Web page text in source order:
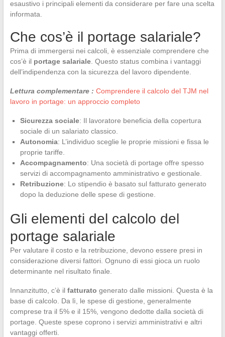
esaustivo i principali elementi da considerare per fare una scelta
informata.
Che cos’è il portage salariale?
Prima di immergersi nei calcoli, è essenziale comprendere che
cos’è il portage salariale. Questo status combina i vantaggi
dell’indipendenza con la sicurezza del lavoro dipendente.
Lettura complementare : Comprendere il calcolo del TJM nel
lavoro in portage: un approccio completo
Sicurezza sociale: Il lavoratore beneficia della copertura
sociale di un salariato classico.
Autonomia: L’individuo sceglie le proprie missioni e fissa le
proprie tariffe.
Accompagnamento: Una società di portage offre spesso
servizi di accompagnamento amministrativo e gestionale.
Retribuzione: Lo stipendio è basato sul fatturato generato
dopo la deduzione delle spese di gestione.
Gli elementi del calcolo del
portage salariale
Per valutare il costo e la retribuzione, devono essere presi in
considerazione diversi fattori. Ognuno di essi gioca un ruolo
determinante nel risultato finale.
Innanzitutto, c’è il fatturato generato dalle missioni. Questa è la
base di calcolo. Da lì, le spese di gestione, generalmente
comprese tra il 5% e il 15%, vengono dedotte dalla società di
portage. Queste spese coprono i servizi amministrativi e altri
vantaggi offerti.